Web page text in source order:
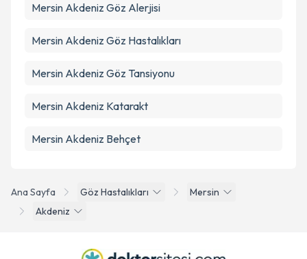
Ana Sayfa Göz Hastalıkları
Mersin
Akdeniz
Mersin Akdeniz Göz Alerjisi
Mersin Akdeniz Göz Hastalıkları
Mersin Akdeniz Göz Tansiyonu
Mersin Akdeniz Katarakt
Mersin Akdeniz Behçet